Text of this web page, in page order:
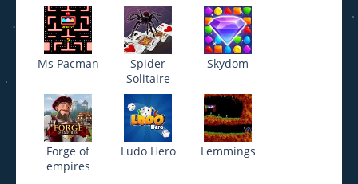
Ms Pacman
Spider
Solitaire
Skydom
Forge of
empires
Ludo Hero Lemmings